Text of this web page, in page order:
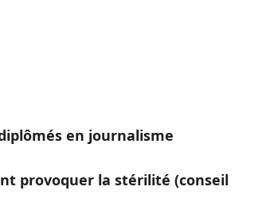
en journalisme
provoquer la stérilité (conseil